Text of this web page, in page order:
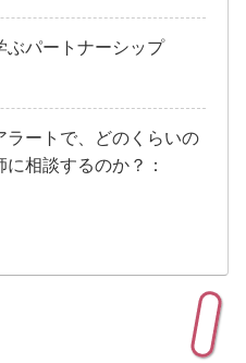
ぶパートナーシップ
ラートで、どのくらいの
相談するのか？：